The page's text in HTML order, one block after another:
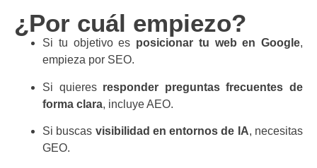
¿Por cuál empiezo?
Si tu objetivo es posicionar tu web en Google,
empieza por SEO.
Si quieres responder preguntas frecuentes de
forma clara, incluye AEO.
Si buscas visibilidad en entornos de IA, necesitas
GEO.